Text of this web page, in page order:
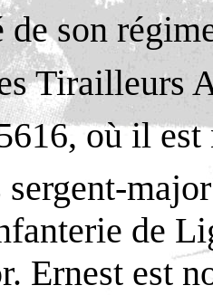
de son
Tirailleurs
où il
de
Ernest est